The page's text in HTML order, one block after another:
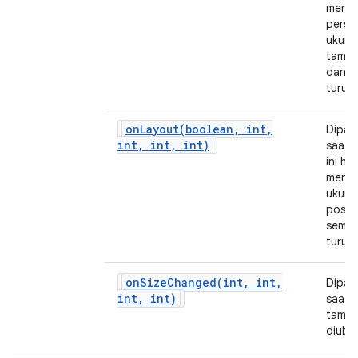
dan
onLayout(boolean , int,
int, int, int)
saat
ini
onSizeChanged(int, int,
int, int)
saat